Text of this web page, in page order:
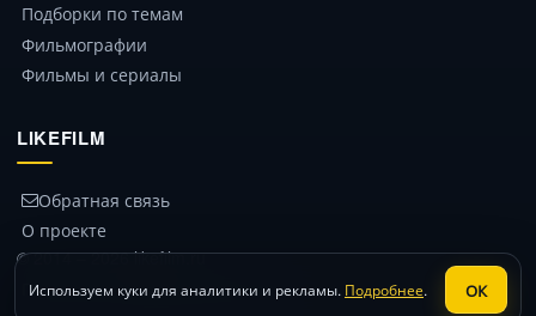
Подборки по темам
Фильмографии
Фильмы и сериалы
LIKEFILM
Обратная связь
О проекте
© 2014 – 2026 likefilm.ru
Политика конфиденциальности
Используем куки для аналитики и рекламы. Подробнее. ОК